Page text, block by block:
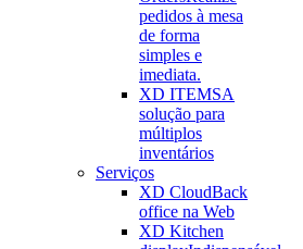
pedidos à mesa
de forma
simples e
imediata.
XD ITEMSA
solução para
múltiplos
inventários
Serviços
XD CloudBack
office na Web
XD Kitchen